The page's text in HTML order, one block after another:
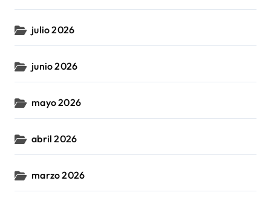
julio 2026
junio 2026
mayo 2026
abril 2026
marzo 2026